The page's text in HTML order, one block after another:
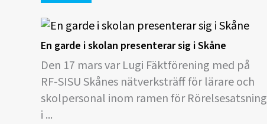
En garde i skolan presenterar sig i Skåne
Den 17 mars var Lugi Fäktförening med på
RF-SISU Skånes nätverksträff för lärare och
skolpersonal inom ramen för Rörelsesatsning
i ...